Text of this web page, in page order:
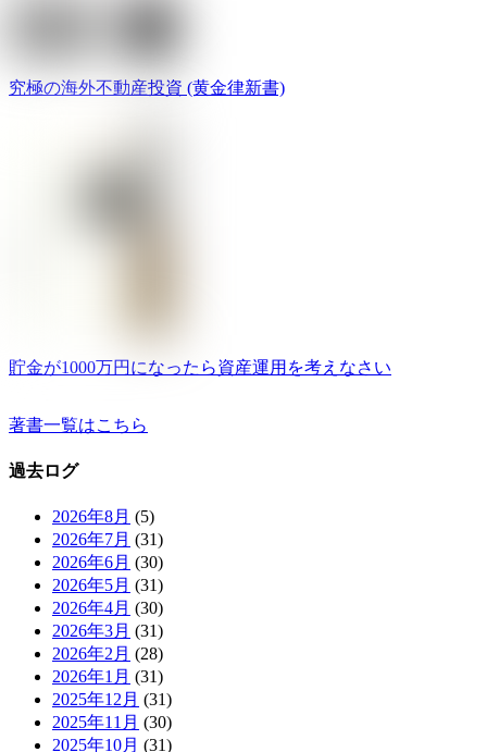
究極の海外不動産投資 (黄金律新書)
貯金が1000万円になったら資産運用を考えなさい
著書一覧はこちら
過去ログ
2026年8月 (5)
2026年7月 (31)
2026年6月 (30)
2026年5月 (31)
2026年4月 (30)
2026年3月 (31)
2026年2月 (28)
2026年1月 (31)
2025年12月 (31)
2025年11月 (30)
2025年10月 (31)